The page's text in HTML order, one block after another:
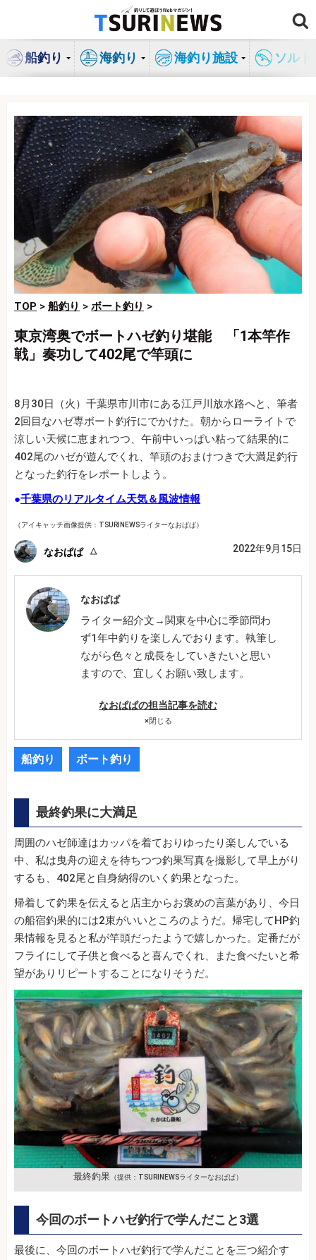
ン
船釣り 海釣り 海釣り施設 ソル
TOP > 船釣り > ボート釣り >
東京湾奥でボートハゼ釣り堪能 「1本竿作
戦」奏功して402尾で竿頭に
8月30日（火）千葉県市川市にある江戸川放水路へと、筆者
2回目なハゼ専ボート釣行にでかけた。朝からローライトで
涼しい天候に恵まれつつ、午前中いっぱい粘って結果的に
402尾のハゼが遊んでくれ、竿頭のおまけつきで大満足釣行
となった釣行をレポートしよう。
●千葉県のリアルタイム天気＆風波情報
（アイキャッチ画像提供：TSURINEWSライターなおぱぱ）
なおぱぱ 2022年9月15日
なおぱぱ
ライター紹介文→関東を中心に季節問わ
ず1年中釣りを楽しんでおります。執筆し
ながら色々と成長をしていきたいと思い
ますので、宜しくお願い致します。
なおぱぱの担当記事を読む
×閉じる
船釣り ボート釣り
最終釣果に大満足
周囲のハゼ師達はカッパを着ておりゆったり楽しんでいる
中、私は曳舟の迎えを待ちつつ釣果写真を撮影して早上がり
するも、402尾と自身納得のいく釣果となった。
帰着して釣果を伝えると店主からお褒めの言葉があり、今日
の船宿釣果的には2束がいいところのようだ。帰宅してHP釣
果情報を見ると私が竿頭だったようで嬉しかった。定番だが
フライにして子供と食べると喜んでくれ、また食べたいと希
望がありリピートすることになりそうだ。
最終釣果 （提供：TSURINEWSライターなおぱぱ）
今回のボートハゼ釣行で学んだこと3選
最後に、今回のボートハゼ釣行で学んだことを三つ紹介す